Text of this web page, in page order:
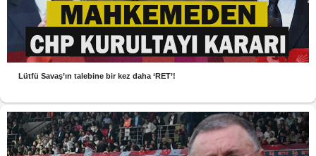
Lütfü Savaş’ın talebine bir kez daha ‘RET’!